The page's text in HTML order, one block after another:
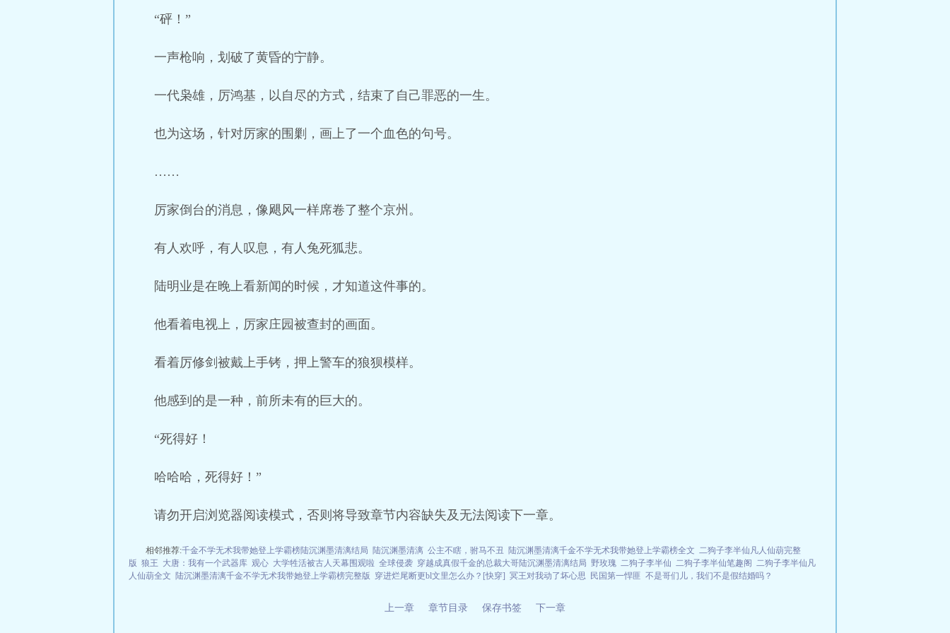
“砰！”
一声枪响，划破了黄昏的宁静。
一代枭雄，厉鸿基，以自尽的方式，结束了自己罪恶的一生。
也为这场，针对厉家的围剿，画上了一个血色的句号。
……
厉家倒台的消息，像飓风一样席卷了整个京州。
有人欢呼，有人叹息，有人兔死狐悲。
陆明业是在晚上看新闻的时候，才知道这件事的。
他看着电视上，厉家庄园被查封的画面。
看着厉修剑被戴上手铐，押上警车的狼狈模样。
他感到的是一种，前所未有的巨大的。
“死得好！
哈哈哈，死得好！”
请勿开启浏览器阅读模式，否则将导致章节内容缺失及无法阅读下一章。
相邻推荐:千金不学无术我带她登上学霸榜陆沉渊墨清漓结局 陆沉渊墨清漓 公主不瞎，驸马不丑 陆沉渊墨清漓千金不学无术我带她登上学霸榜全文 二狗子李半仙凡人仙葫完整
版 狼王 大唐：我有一个武器库 观心 大学牲活被古人天幕围观啦 全球侵袭 穿越成真假千金的总裁大哥陆沉渊墨清漓结局 野玫瑰 二狗子李半仙 二狗子李半仙笔趣阁 二狗子李半仙凡
人仙葫全文
陆沉渊墨清漓千金不学无术我带她登上学霸榜完整版 穿进烂尾断更bl文里怎么办？[快穿] 冥王对我动了坏心思 民国第一悍匪 不是哥们儿，我们不是假结婚吗？
上一章 章节目录 保存书签 下一章